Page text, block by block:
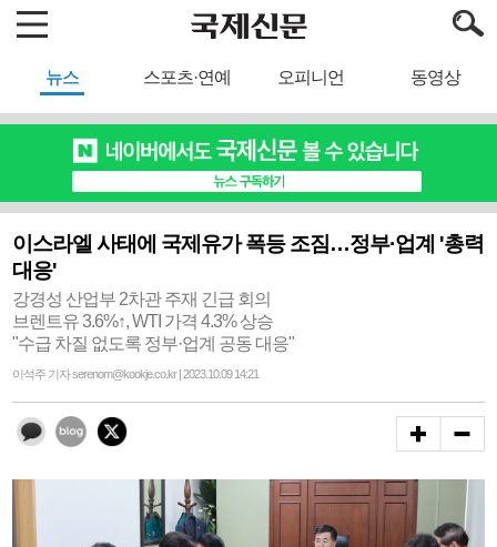
뉴스 스포츠·연예 오피니언 동영상
이스라엘 사태에 국제유가 폭등 조짐…정부·업계 '총력
대응'
강경성 산업부 2차관 주재 긴급 회의
브렌트유 3.6%↑, WTI 가격 4.3% 상승
"수급 차질 없도록 정부·업계 공동 대응"
이석주 기자 serenom@kookje.co.kr | 2023.10.09 14:21